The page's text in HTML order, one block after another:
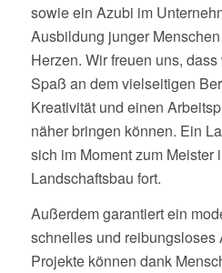
sowie ein Azubi im
Ausbildung junger
Herzen. Wir freuen uns,
Spaß an dem vielseitigen
Kreativität und einen
näher bringen können. Ein
sich im Moment zum Meister
Landschaftsbau fort.
Außerdem garantiert ein
schnelles und reibungsloses
Projekte können dank